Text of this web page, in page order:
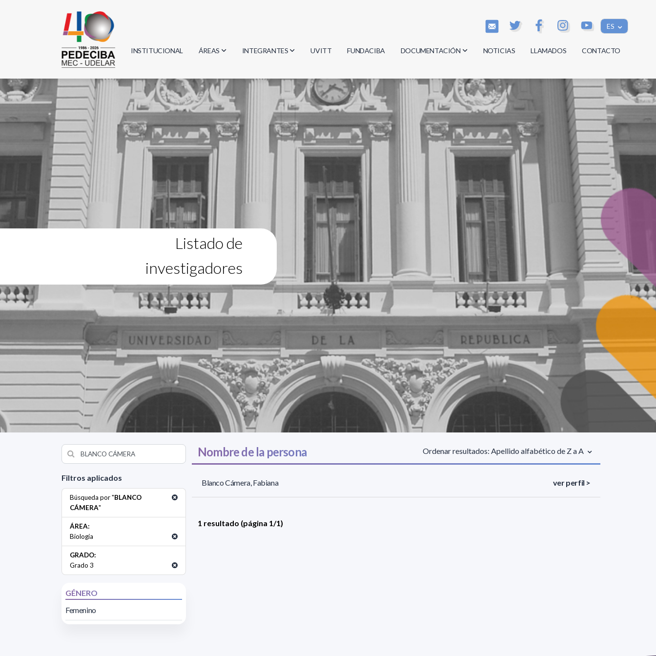
ES
INSTITUCIONAL ÁREAS
Biología
Física
Geociencias
Informática
Matemática
INTEGRANTES
Investigadores
Estudiantes
Egresados
UVITT FUNDACIBA DOCUMENTACIÓN
Actas
Reglamentos
Documentos
NOTICIAS LLAMADOS CONTACTO
Listado de
investigadores
Filtros aplicados
Búsqueda por "BLANCO
CÁMERA"
ÁREA:
Biología
GRADO:
Grado 3
GÉNERO
Femenino
Nombre de la persona Ordenar resultados: Apellido alfabético de Z a A
Blanco Cámera, Fabiana ver perfil >
1 resultado (página 1/1)